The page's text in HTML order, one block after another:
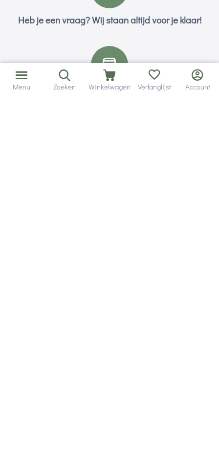
Heb je een vraag? Wij staan altijd voor je klaar!
Altijd 120 dagen retourrecht.
Menu Zoeken Winkelwagen Verlanglijst Account